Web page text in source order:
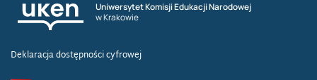
KANAŁ NA YOUTUBIE
KASPERSKY LAB, LABORATORIA KASPERSKIEGO
Uniwersytet Komisji Edukacji Narodowej
w Krakowie
Deklaracja dostępności cyfrowej